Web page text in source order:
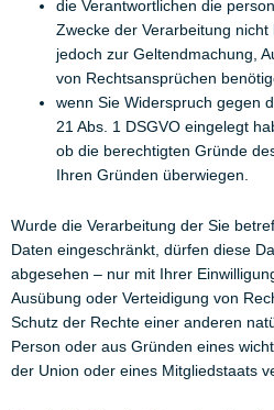
die Verantwortlichen die
Zwecke der Verarbeitung
jedoch zur Geltendmachung,
von Rechtsansprüchen
wenn Sie Widerspruch gegen
21 Abs. 1 DSGVO eingelegt
ob die berechtigten Gründe
Ihren Gründen überwiegen.
Wurde die Verarbeitung der Sie
Daten eingeschränkt, dürfen diese
abgesehen – nur mit Ihrer
Ausübung oder Verteidigung von
Schutz der Rechte einer anderen
Person oder aus Gründen eines
der Union oder eines Mitgliedstaats